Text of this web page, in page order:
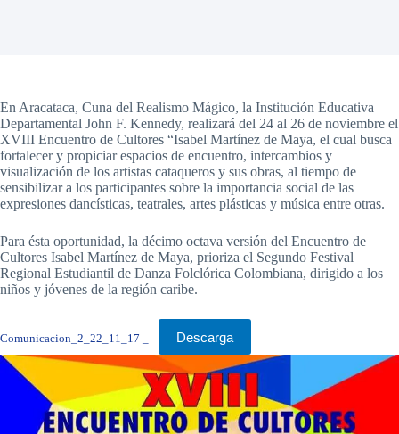
En Aracataca, Cuna del Realismo Mágico, la Institución Educativa
Departamental John F. Kennedy, realizará del 24 al 26 de noviembre el
XVIII Encuentro de Cultores “Isabel Martínez de Maya, el cual busca
fortalecer y propiciar espacios de encuentro, intercambios y
visualización de los artistas cataqueros y sus obras, al tiempo de
sensibilizar a los participantes sobre la importancia social de las
expresiones dancísticas, teatrales, artes plásticas y música entre otras.
Para ésta oportunidad, la décimo octava versión del Encuentro de
Cultores Isabel Martínez de Maya, prioriza el Segundo Festival
Regional Estudiantil de Danza Folclórica Colombiana, dirigido a los
niños y jóvenes de la región caribe.
Comunicacion_2_22_11_17 _ Descarga